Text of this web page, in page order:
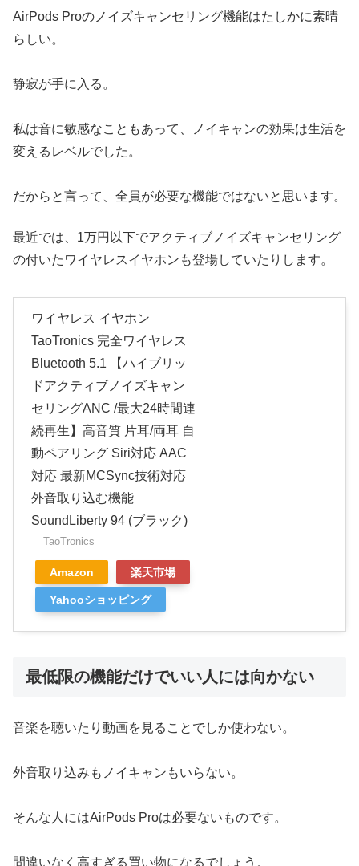
AirPods Proのノイズキャンセリング機能はたしかに素晴
らしい。
静寂が手に入る。
私は音に敏感なこともあって、ノイキャンの効果は生活を
変えるレベルでした。
だからと言って、全員が必要な機能ではないと思います。
最近では、1万円以下でアクティブノイズキャンセリング
の付いたワイヤレスイヤホンも登場していたりします。
ワイヤレス イヤホン
TaoTronics 完全ワイヤレス
Bluetooth 5.1 【ハイブリッ
ドアクティブノイズキャン
セリングANC /最大24時間連
続再生】高音質 片耳/両耳 自
動ペアリング Siri対応 AAC
対応 最新MCSync技術対応
外音取り込む機能
SoundLiberty 94 (ブラック)
TaoTronics
Amazon 楽天市場
Yahooショッピング
最低限の機能だけでいい人には向かない
音楽を聴いたり動画を見ることでしか使わない。
外音取り込みもノイキャンもいらない。
そんな人にはAirPods Proは必要ないものです。
間違いなく高すぎる買い物になるでしょう。